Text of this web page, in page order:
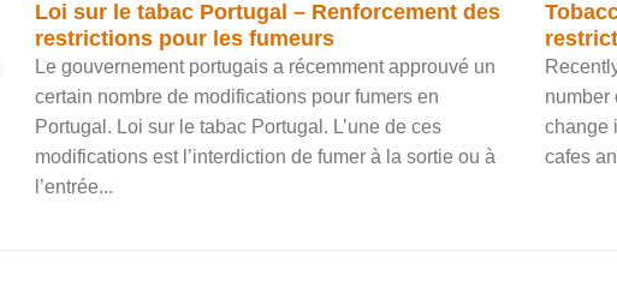
Loi sur le tabac Portugal – Renforcement des
restrictions pour les fumeurs
Le gouvernement portugais a récemment approuvé un
certain nombre de modifications pour fumers en
Portugal. Loi sur le tabac Portugal. L’une de ces
modifications est l’interdiction de fumer à la sortie ou à
l’entrée...
number
change
cafes